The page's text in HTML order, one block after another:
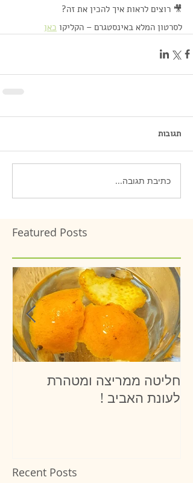
🎥 רוצים לראות איך להכין את זה?
לסרטון המלא באינסטגרם – הקליקו כאן
תגובות
כתיבת תגובה...
Featured Posts
חליטה ממריצה ומטהרת
לעונת האביב !
Recent Posts